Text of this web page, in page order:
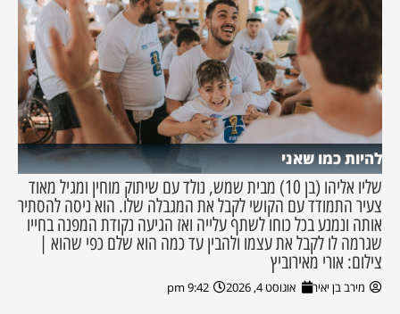
להיות כמו שאני
שליו אליהו (בן 10) מבית שמש, נולד עם שיתוק מוחין ומגיל מאוד
צעיר התמודד עם הקושי לקבל את המגבלה שלו. הוא ניסה להסתיר
אותה ונמנע בכל כוחו לשתף עלייה ואז הגיעה נקודת המפנה בחייו
שגרמה לו לקבל את עצמו ולהבין עד כמה הוא שלם כפי שהוא |
צילום: אורי מאירוביץ
מירב בן יאיר אוגוסט 4, 2026 9:42 pm